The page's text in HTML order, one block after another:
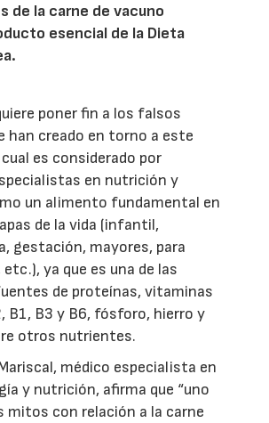
de la carne de vacuno
esencial de la Dieta
poner fin a los falsos
han creado en torno a este
es considerado por
en nutrición y
un alimento fundamental en
de la vida (infantil,
gestación, mayores, para
ya que es una de las
de proteínas, vitaminas
B1, B3 y B6, fósforo, hierro y
otros nutrientes.
médico especialista en
y nutrición, afirma que “uno
mitos con relación a la carne